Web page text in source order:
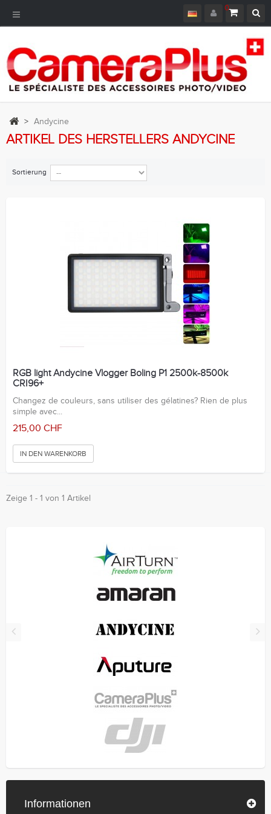
0
Toggle
Navigation
> Andycine
ARTIKEL DES HERSTELLERS ANDYCINE
Sortierung
RGB light Andycine Vlogger Boling P1 2500k-8500k
CRI96+
Changez de couleurs, sans utiliser des gélatines? Rien de plus
simple avec...
215,00 CHF
IN DEN WARENKORB
Zeige 1 - 1 von 1 Artikel
Informationen